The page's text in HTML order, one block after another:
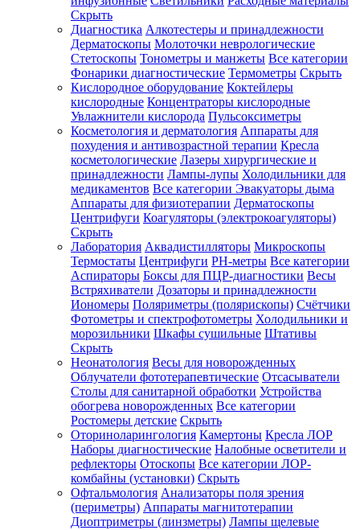
Скрыть
Диагностика Алкотестеры и принадлежности
Дерматоскопы Молоточки неврологические
Стетоскопы Тонометры и манжеты Все категории
Фонарики диагностические Термометры Скрыть
Кислородное оборудование Коктейлеры
кислородные Концентраторы кислородные
Увлажнители кислорода Пульсоксиметры
Косметология и дерматология Аппараты для
похудения и антивозрастной терапии Кресла
косметологические Лазеры хирургические и
принадлежности Лампы-лупы Холодильники для
медикаментов Все категории Эвакуаторы дыма
Аппараты для физиотерапии Дерматоскопы
Центрифуги Коагуляторы (электрокоагуляторы)
Скрыть
Лаборатория Аквадистилляторы Микроскопы
Термостаты Центрифуги PH-метры Все категории
Аспираторы Боксы для ПЦР-диагностики Весы
Встряхиватели Дозаторы и принадлежности
Иономеры Поляриметры (полярископы) Счётчики
Фотометры и спектрофотометры Холодильники и
морозильники Шкафы сушильные Штативы
Скрыть
Неонатология Весы для новорожденных
Облучатели фототерапевтические Отсасыватели
Столы для санитарной обработки Устройства
обогрева новорожденных Все категории
Ростомеры детские Скрыть
Оториноларингология Камертоны Кресла ЛОР
Наборы диагностические Налобные осветители и
рефлекторы Отоскопы Все категории ЛОР-
комбайны (установки) Скрыть
Офтальмология Анализаторы поля зрения
(периметры) Аппараты магнитотерапии
Диоптриметры (линзметры) Лампы щелевые